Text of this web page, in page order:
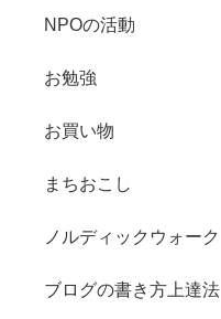
NPOの活動
お勉強
お買い物
まちおこし
ノルディックウォーク
ブログの書き方上達法